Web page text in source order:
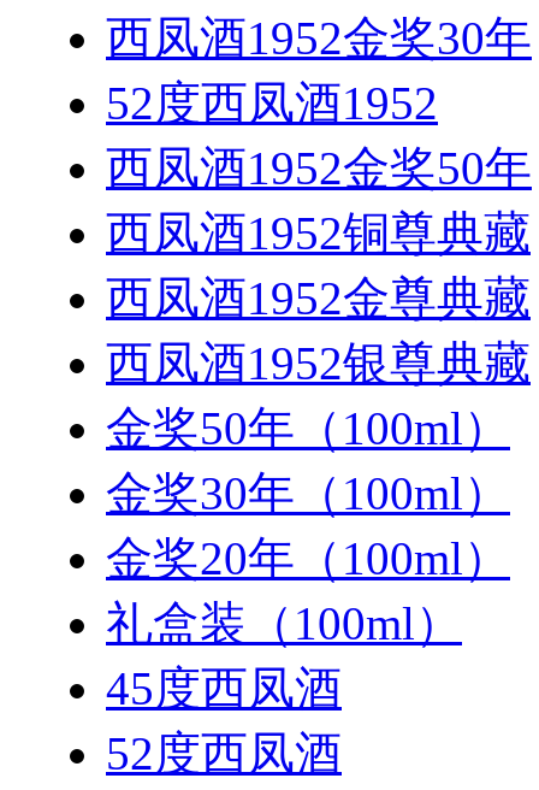
西凤酒1952金奖30年
52度西凤酒1952
西凤酒1952金奖50年
西凤酒1952铜尊典藏
西凤酒1952金尊典藏
西凤酒1952银尊典藏
金奖50年（100ml）
金奖30年（100ml）
金奖20年（100ml）
礼盒装（100ml）
45度西凤酒
52度西凤酒